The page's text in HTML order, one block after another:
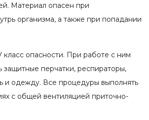
Материал опасен при
организма, а также при попадании
опасности. При работе с ним
защитные перчатки, респираторы,
и одежду. Все процедуры выполнять
с общей вентиляцией приточно-